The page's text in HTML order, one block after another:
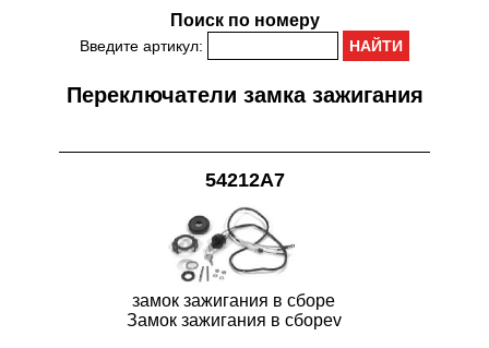
Поиск по номеру
Введите артикул:
Переключатели замка зажигания
54212A7
замок зажигания в сборе
Замок зажигания в сбореv